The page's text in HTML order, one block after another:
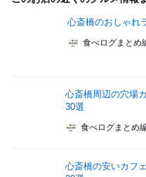
心斎橋のおしゃれ
食べログまとめ
心斎橋周辺の穴場
30選
食べログまとめ
心斎橋の安いカフ